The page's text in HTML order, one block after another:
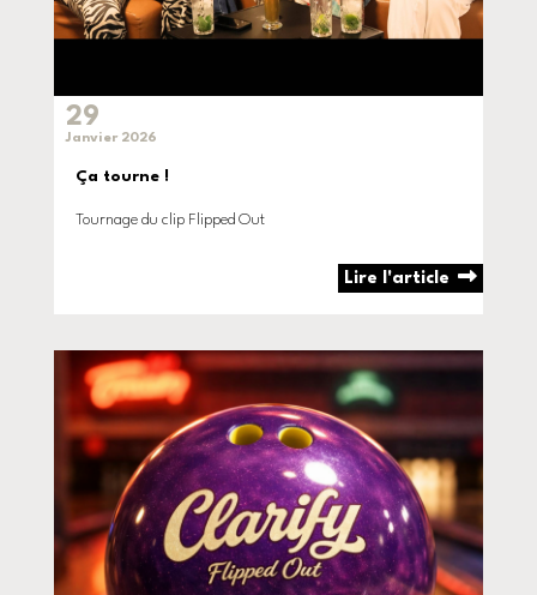
29
Janvier 2026
Ça tourne !
Tournage du clip Flipped Out
Lire l'article